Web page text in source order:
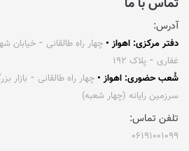
تماس با ما
آدرس:
دفتر مرکزی: اهواز • چهار راه طالقانی ⁃ خیابان
غفاری ⁃ پلاک ۱۹۲
شُعب حضوری: اهواز • چهار راه طالقانی ⁃ بازار
سرزمین رایانه (چهار شعبه)
تلفن تماس:
۰۶۱۹۱۰۰۱۰۹۹